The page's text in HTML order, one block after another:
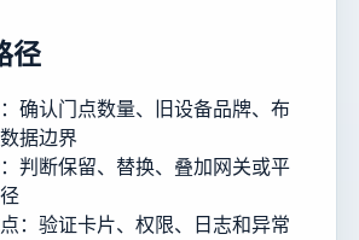
径
确认门点数量、旧设备品牌、布
据边界
判断保留、替换、叠加网关或平
：验证卡片、权限、日志和异常